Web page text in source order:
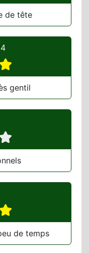
de tête
gentil
de temps